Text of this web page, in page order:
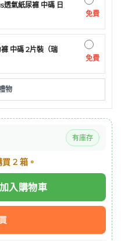
氣紙尿褲 中碼 日
免費
中碼 2片裝（瑞
免費
物
有庫存
2 箱。
倍力康 (杏桃味) 200ml
加入購物車